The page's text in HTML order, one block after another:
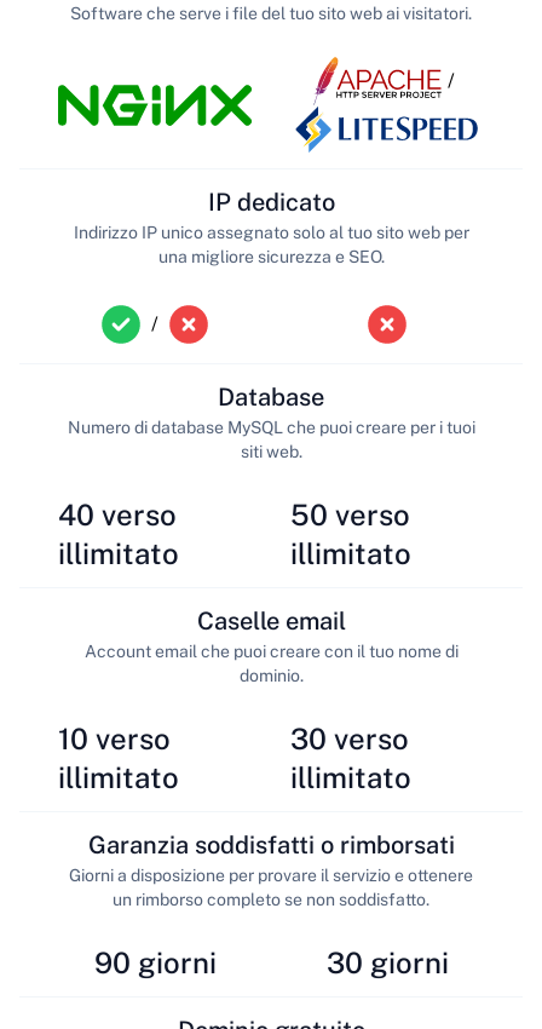
Software che serve i file del tuo sito web ai visitatori.
/
/
IP dedicato
Indirizzo IP unico assegnato solo al tuo sito web per
una migliore sicurezza e SEO.
40 verso
illimitato
Database
Numero di database MySQL che puoi creare per i tuoi
siti web.
50 verso
illimitato
10 verso
illimitato
Caselle email
Account email che puoi creare con il tuo nome di
dominio.
30 verso
illimitato
90 giorni
Garanzia soddisfatti o rimborsati
Giorni a disposizione per provare il servizio e ottenere
un rimborso completo se non soddisfatto.
30 giorni